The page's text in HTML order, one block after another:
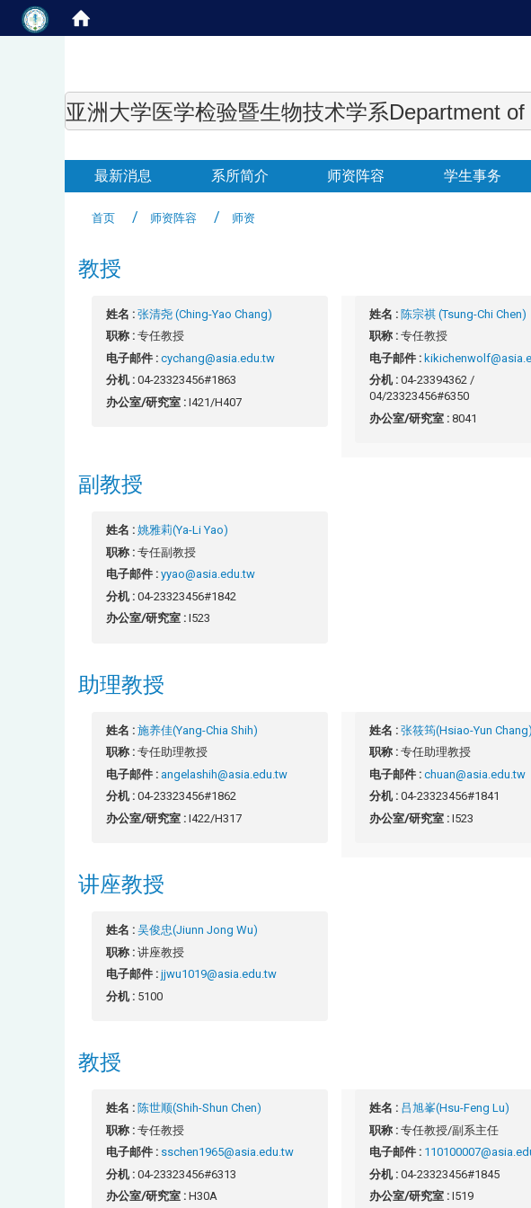
亚洲大学医学检验暨生物技术学系Department
最新消息 系所简介 师资阵容 学生事务
首页 师资阵容 师资
教授
姓名 : 张清尧 (Ching-Yao Chang)
职称 : 专任教授
电子邮件 : cychang@asia.edu.tw
分机 : 04-23323456#1863
办公室/研究室 : I421/H407
姓名 : 陈宗祺 (Tsung-Chi Chen)
职称 : 专任教授
电子邮件 :
分机 : 04-23394362 /
04/23323456#6350
办公室/研究室 : 8041
副教授
姓名 : 姚雅莉(Ya-Li Yao)
职称 : 专任副教授
电子邮件 : yyao@asia.edu.tw
分机 : 04-23323456#1842
办公室/研究室 : I523
助理教授
姓名 : 施养佳(Yang-Chia Shih)
职称 : 专任助理教授
电子邮件 : angelashih@asia.edu.tw
分机 : 04-23323456#1862
办公室/研究室 : I422/H317
姓名 : 张筱筠(Hsiao-Yun Chang)
职称 : 专任助理教授
电子邮件 : chuan@asia.edu.tw
分机 : 04-23323456#1841
办公室/研究室 : I523
讲座教授
姓名 : 吴俊忠(Jiunn Jong Wu)
职称 : 讲座教授
电子邮件 : jjwu1019@asia.edu.tw
分机 : 5100
教授
姓名 : 陈世顺(Shih-Shun Chen)
职称 : 专任教授
电子邮件 : sschen1965@asia.edu.tw
分机 : 04-23323456#6313
办公室/研究室 : H30A
姓名 : 吕旭峯(Hsu-Feng Lu)
职称 : 专任教授/副系主任
电子邮件 :
分机 : 04-23323456#1845
办公室/研究室 : I519